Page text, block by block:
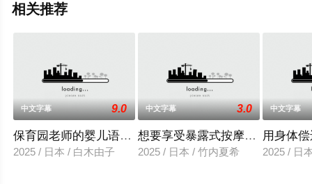
相关推荐
中文字幕 9.0
保育园老师的婴儿语让人超兴奋
2025 / 日本 / 白木由子
中文字幕 3.0
想要享受暴露式按摩的已婚女子
2025 / 日本 / 竹内夏希
中文字幕
用身体
2025 / 日